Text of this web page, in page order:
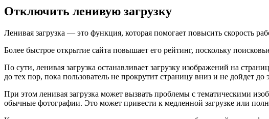
Отключить ленивую загрузку
Ленивая загрузка — это функция, которая помогает повысить скорость
Более быстрое открытие сайта повышает его рейтинг, поскольку
По сути, ленивая загрузка останавливает загрузку изображений на
до тех пор, пока пользователь не прокрутит страницу вниз и не дойдет до
При этом ленивая загрузка может вызвать проблемы с тематическими
обычные фотографии. Это может привести к медленной загрузке или